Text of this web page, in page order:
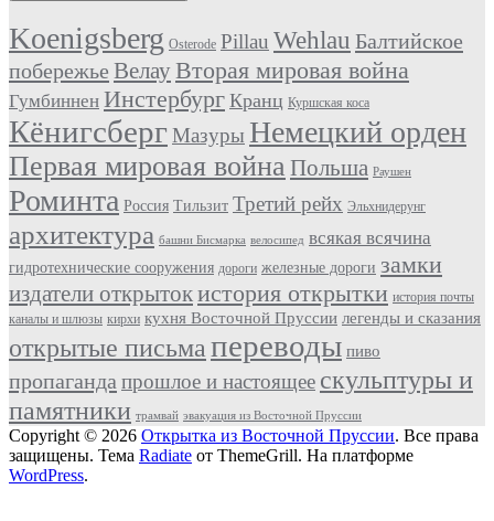
Koenigsberg Osterode Pillau Wehlau Балтийское
побережье ВелауВторая мировая война
Гумбиннен Инстербург Кранц Куршская коса
Кёнигсберг Мазуры Немецкий орден
Первая мировая война Польша Раушен
Роминта Россия Тильзит Третий рейх Эльхнидерунг
архитектура башни Бисмарка велосипед всякая всячина
гидротехнические сооружения дороги железные дороги замки
издатели открытокистория открытки история почты
каналы и шлюзы кирхи кухня Восточной Пруссии легенды и сказания
открытые письмапереводы пиво
пропагандапрошлое и настоящее скульптуры и
памятники трамвай эвакуация из Восточной Пруссии
Copyright © 2026 Открытка из Восточной Пруссии. Все права
защищены. Тема Radiate от ThemeGrill. На платформе
WordPress.